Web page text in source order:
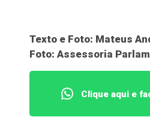
Texto e Foto: Mateus
Foto: Assessoria
Clique aqui e